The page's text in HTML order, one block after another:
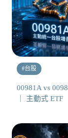
#台股
00981A vs
｜ 主動式 ETF